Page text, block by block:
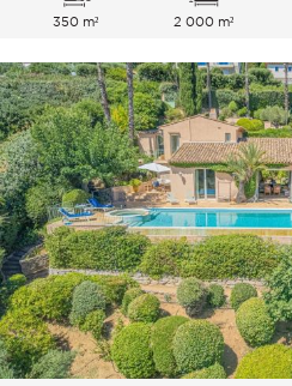
350 m² 2 000 m²